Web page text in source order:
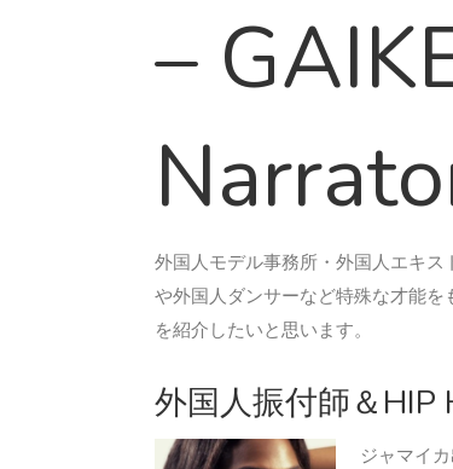
–
外国人モデル事務所・外国人エキ
や外国人ダンサーなど特殊な才能
を紹介したいと思います。
外国人振付師＆HIP
ジャマイ